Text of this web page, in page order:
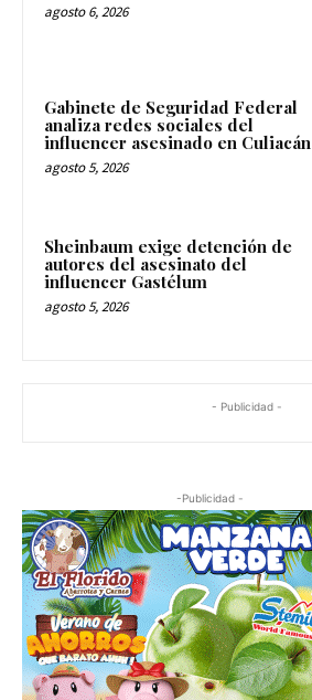
agosto 6, 2026
Gabinete de Seguridad Federal
analiza redes sociales del
influencer asesinado en Culiacán
agosto 5, 2026
Sheinbaum exige detención de
autores del asesinato del
influencer Gastélum
agosto 5, 2026
- Publicidad -
-Publicidad -